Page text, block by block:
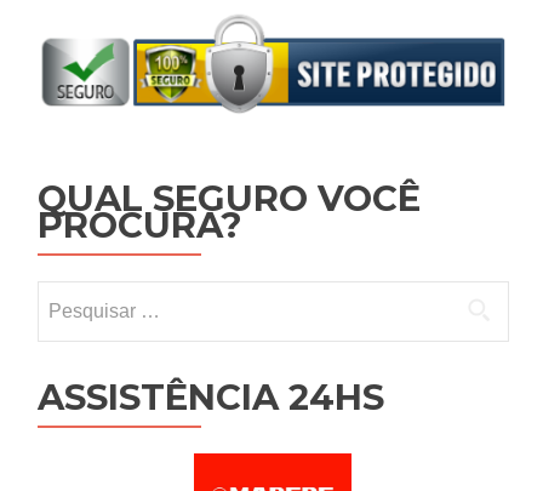
QUAL SEGURO VOCÊ
PROCURA?
ASSISTÊNCIA 24HS